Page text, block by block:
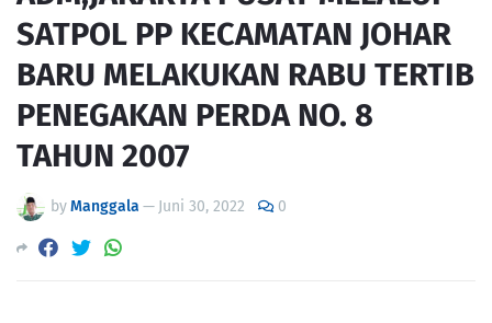
SATPOL PP KECAMATAN JOHAR
BARU MELAKUKAN RABU TERTIB
PENEGAKAN PERDA NO. 8
TAHUN 2007
byManggala — Juni 30, 2022 0